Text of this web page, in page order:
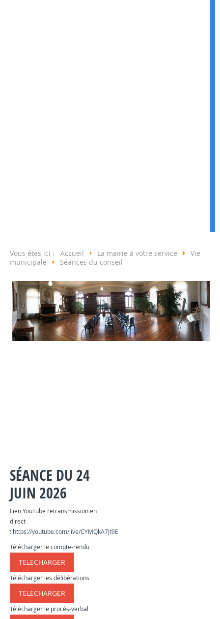
Vous êtes ici : Accueil La mairie à votre service
Vie
municipale
Séances du conseil
SÉANCE DU 24
JUIN 2026
Lien YouTube retransmission en
direct
: https://youtube.com/live/CYMQkA7Jt9E
Télécharger le compte-rendu
TELECHARGER
Télécharger les délibérations
TELECHARGER
Télécharger le procès-verbal